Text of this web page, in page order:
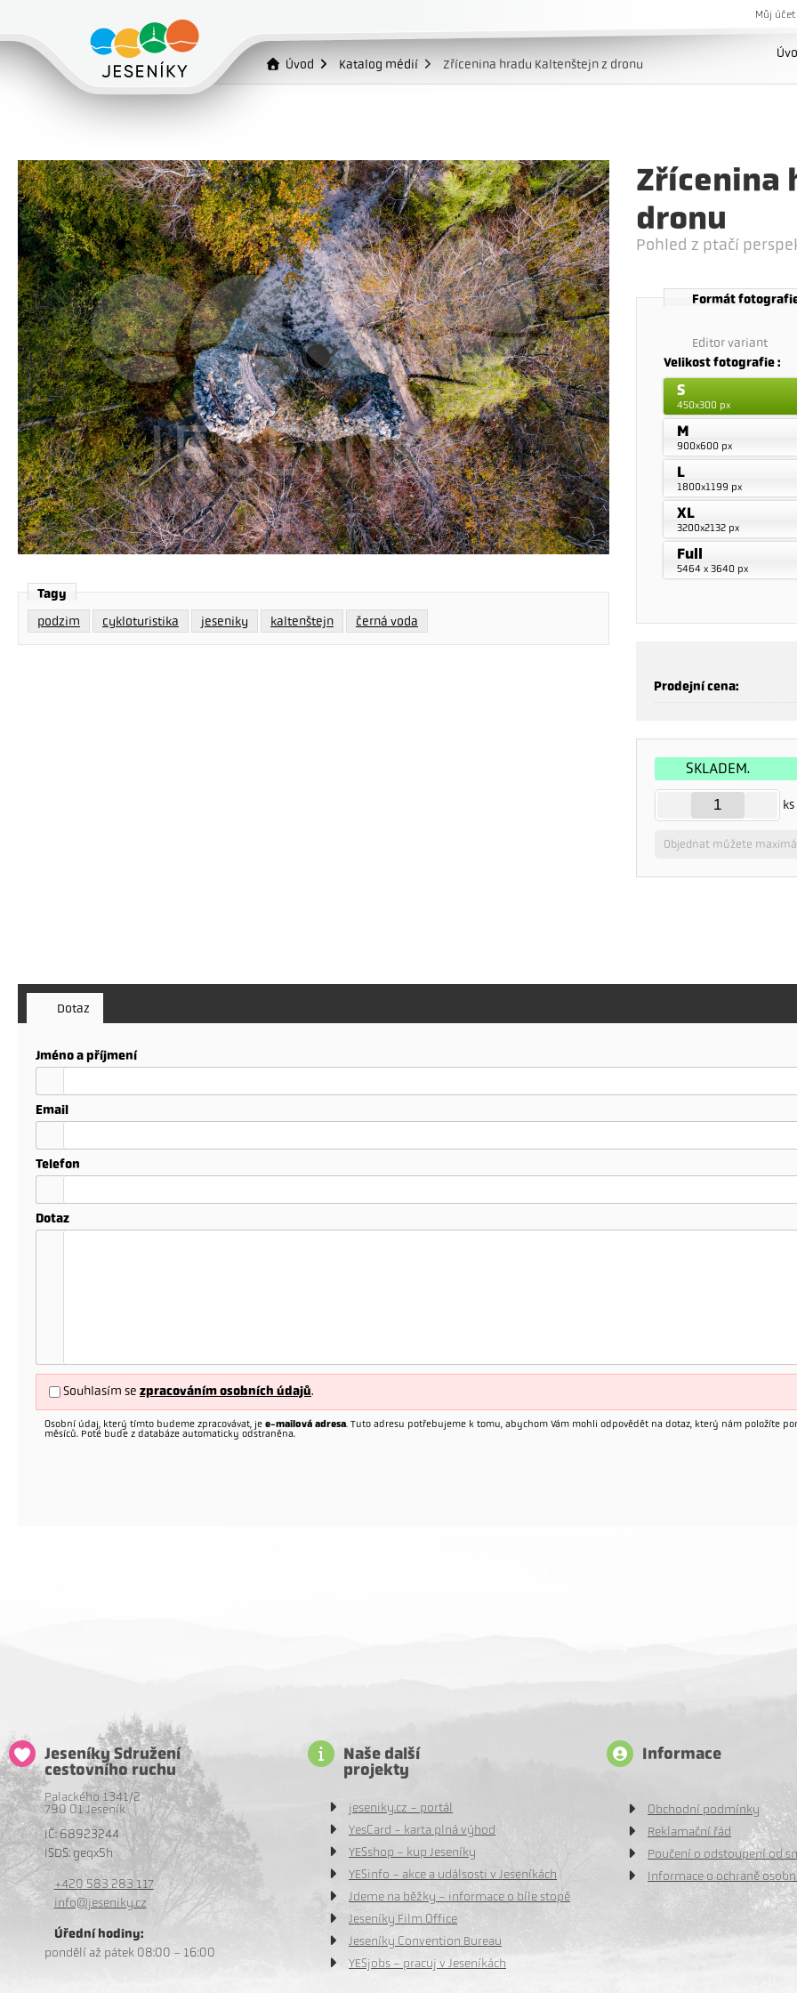
Můj účet
Úvod
Katalog médií Zřícenina hradu Kaltenštejn z dronu
Tagy
podzim cykloturistika jeseniky kaltenštejn černá voda
Zřícenina
dronu
Pohled z ptačí
Formát
Editor variant
Velikost fotografie :
S
450x300 px
M
900x600 px
L
1800x1199 px
XL
3200x2132 px
Full
5464 x 3640 px
Prodejní cena:
SKLADEM.
ks
Objednat můžete
Dotaz
Jméno a příjmení
Email
Telefon
Dotaz
Souhlasím se zpracováním osobních údajů.
Osobní údaj, který tímto budeme zpracovávat, je e-mailová adresa. Tuto adresu potřebujeme k tomu, abychom Vám mohli odpovědět na dotaz, který nám položíte
měsíců. Poté bude z databáze automaticky odstraněna.
Jeseníky Sdružení
cestovního ruchu
Palackého 1341/2
790 01 Jeseník
IČ: 68923244
ISDS: geqx5h
+420 583 283 117
info@jeseniky.cz
Úřední hodiny:
pondělí až pátek 08:00 - 16:00
Naše další
projekty
jeseniky.cz - portál
YesCard - karta plná výhod
YESshop - kup Jeseníky
YESinfo - akce a událsosti v Jeseníkách
Jdeme na běžky - informace o bíle stopě
Jeseníky Film Office
Jeseníky Convention Bureau
YESjobs - pracuj v Jeseníkách
Informace
Obchodní podmínky
Reklamační řád
Poučení o odstoupení od
Informace o ochraně